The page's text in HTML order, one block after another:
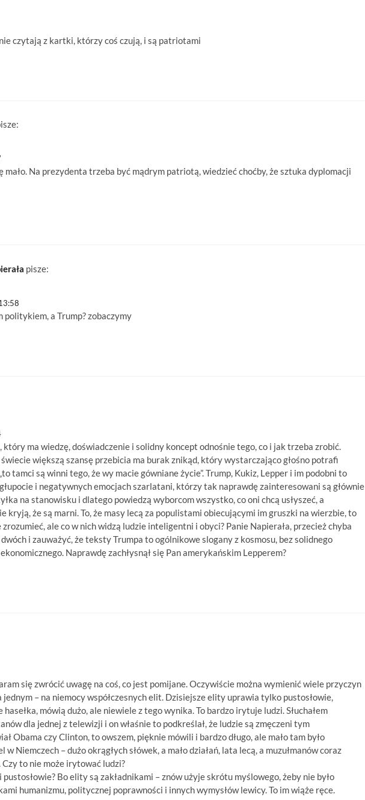
czytają z kartki, którzy coś czują, i są patriotami
mało. Na prezydenta trzeba być mądrym patriotą, wiedzieć choćby, że sztuka dyplomacji
pisze:
politykiem, a Trump? zobaczymy
który ma wiedzę, doświadczenie i solidny koncept odnośnie tego, co i jak trzeba zrobić.
większą szansę przebicia ma burak znikąd, który wystarczająco głośno potrafi
tamci są winni tego, że wy macie gówniane życie”. Trump, Kukiz, Lepper i im podobni to
i negatywnych emocjach szarlatani, którzy tak naprawdę zainteresowani są głównie
na stanowisku i dlatego powiedzą wyborcom wszystko, co oni chcą usłyszeć, a
kryją, że są marni. To, że masy lecą za populistami obiecującymi im gruszki na wierzbie, to
ale co w nich widzą ludzie inteligentni i obyci? Panie Napierała, przecież chyba
i zauważyć, że teksty Trumpa to ogólnikowe slogany z kosmosu, bez solidnego
Naprawdę zachłysnął się Pan amerykańskim Lepperem?
się zwrócić uwagę na coś, co jest pomijane. Oczywiście można wymienić wiele przyczyn
jednym – na niemocy współczesnych elit. Dzisiejsze elity uprawia tylko pustosłowie,
mówią dużo, ale niewiele z tego wynika. To bardzo irytuje ludzi. Słuchałem
dla jednej z telewizji i on właśnie to podkreślał, że ludzie są zmęczeni tym
Obama czy Clinton, to owszem, pięknie mówili i bardzo długo, ale mało tam było
Niemczech – dużo okrągłych słówek, a mało działań, lata lecą, a muzułmanów coraz
to nie może irytować ludzi?
Bo elity są zakładnikami – znów użyje skrótu myślowego, żeby nie było
humanizmu, politycznej poprawności i innych wymysłów lewicy. To im wiąże ręce.